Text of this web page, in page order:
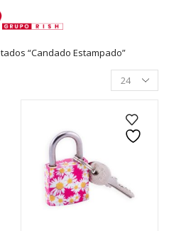
“candado Estampado”
Productos
per